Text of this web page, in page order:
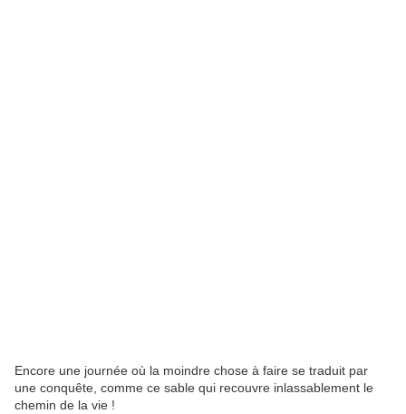
Encore une journée où la moindre chose à faire se traduit par
une conquête, comme ce sable qui recouvre inlassablement le
chemin de la vie !